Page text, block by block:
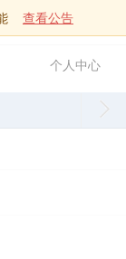
查看公告
个人中心